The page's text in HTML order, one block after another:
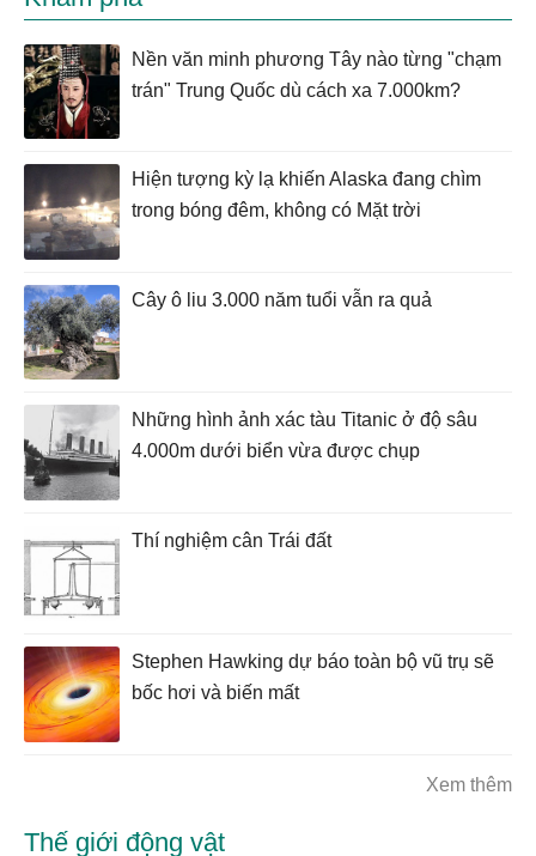
Nền văn minh phương Tây nào từng "chạm
trán" Trung Quốc dù cách xa 7.000km?
Hiện tượng kỳ lạ khiến Alaska đang chìm
trong bóng đêm, không có Mặt trời
Cây ô liu 3.000 năm tuổi vẫn ra quả
Những hình ảnh xác tàu Titanic ở độ sâu
4.000m dưới biển vừa được chụp
Thí nghiệm cân Trái đất
Stephen Hawking dự báo toàn bộ vũ trụ sẽ
bốc hơi và biến mất
Xem thêm
Thế giới động vật